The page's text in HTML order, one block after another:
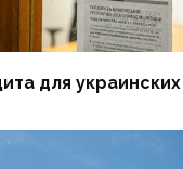
для